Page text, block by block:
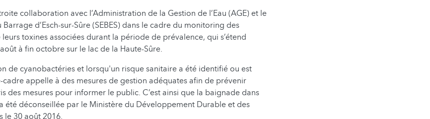
collaboration avec l’Administration de la Gestion de l’Eau (AGE) et le
d’Esch-sur-Sûre (SEBES) dans le cadre du monitoring des
toxines associées durant la période de prévalence, qui s’étend
à fin octobre sur le lac de la Haute-Sûre.
de cyanobactéries et lorsqu'un risque sanitaire a été identifié ou est
appelle à des mesures de gestion adéquates afin de prévenir
des mesures pour informer le public. C’est ainsi que la baignade dans
été déconseillée par le Ministère du Développement Durable et des
le 30 août 2016.